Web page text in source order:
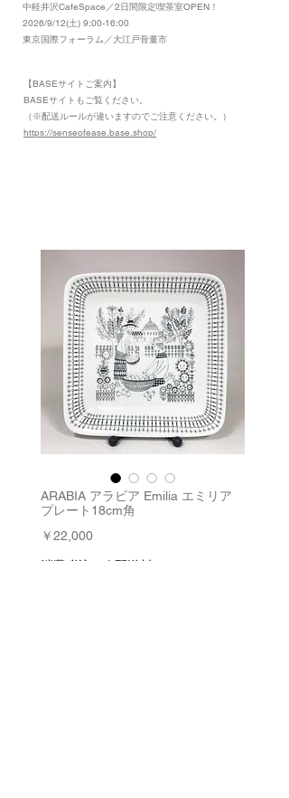
​中軽井沢CafeSpace／2日間限定喫茶室OPEN！
2026/9/12(土) 9:00-16:00
東京国際フォーラム／大江戸骨董市
【BASEサイトご案内】
​BASEサイトもご覧ください。
（※配送ルールが違いますのでご注意ください。）
https://senseofease.base.shop/
ARABIA アラビア Emilia エミリア
プレート18cm角
￥22,000価
消費税込み | 配送料